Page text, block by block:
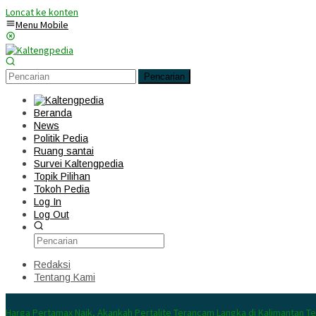
Loncat ke konten
Menu Mobile
Pencarian
Beranda
News
Politik Pedia
Ruang santai
Survei Kaltengpedia
Topik Pilihan
Tokoh Pedia
Log In
Log Out
Redaksi
Tentang Kami
Harga Pertamax Naik, Akankah Pertalite Terancam Langka di Kalimantan